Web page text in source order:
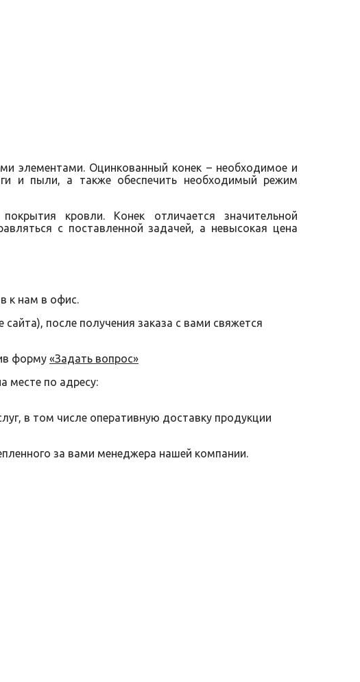
элементами. Оцинкованный конек – необходимое и
и пыли, а также обеспечить необходимый режим
кровли. Конек отличается значительной
с поставленной задачей, а невысокая цена
к нам в офис.
после получения заказа с вами свяжется
форму «Задать вопрос»
месте по адресу:
в том числе оперативную доставку продукции
за вами менеджера нашей компании.